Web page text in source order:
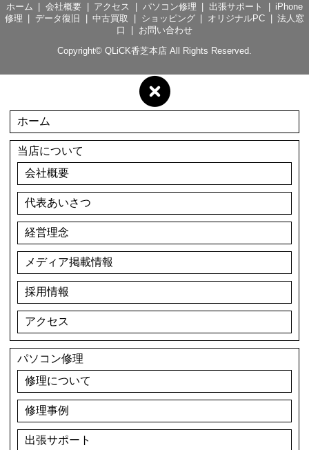
ホーム 会社概要 アクセス パソコン修理 出張サポート
iPhone
修理
データ復旧 中古買取 ショッピング オリジナルPC
法人窓
口
お問い合わせ
Copyright© QLiCK香芝本店 All Rights Reserved.
ホーム
当店について
会社概要
代表あいさつ
経営理念
メディア掲載情報
採用情報
アクセス
パソコン修理
修理について
修理事例
出張サポート